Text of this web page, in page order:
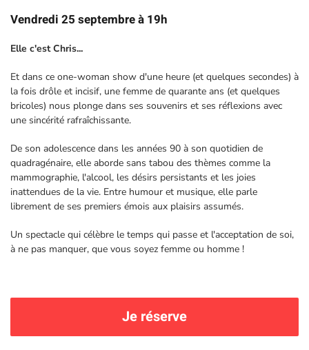
Vendredi 25 septembre à 19h
Elle c'est Chris...
Et dans ce one-woman show d'une heure (et quelques secondes) à
la fois drôle et incisif, une femme de quarante ans (et quelques
bricoles) nous plonge dans ses souvenirs et ses réflexions avec
une sincérité rafraîchissante.
De son adolescence dans les années 90 à son quotidien de
quadragénaire, elle aborde sans tabou des thèmes comme la
mammographie, l'alcool, les désirs persistants et les joies
inattendues de la vie. Entre humour et musique, elle parle
librement de ses premiers émois aux plaisirs assumés.
Un spectacle qui célèbre le temps qui passe et l'acceptation de soi,
à ne pas manquer, que vous soyez femme ou homme !
Je réserve